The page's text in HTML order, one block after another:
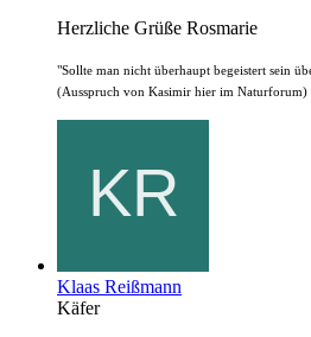
Herzliche Grüße Rosmarie
"Sollte man nicht überhaupt begeistert sein
(Ausspruch von Kasimir hier im Naturforum)
Klaas Reißmann
Käfer